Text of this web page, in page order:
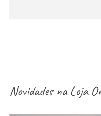
Novidades naLoja